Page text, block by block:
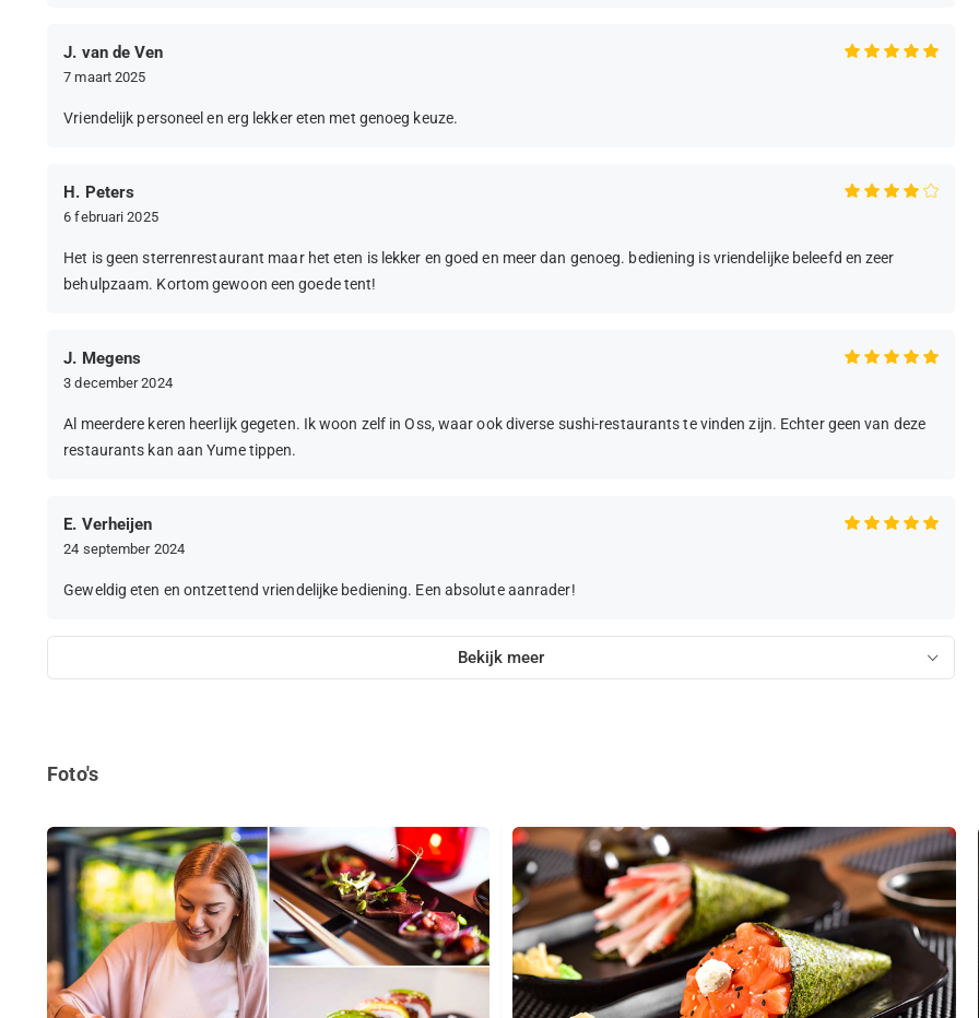
J. van de Ven
7 maart 2025
Vriendelijk personeel en erg lekker eten met genoeg keuze.
H. Peters
6 februari 2025
Het is geen sterrenrestaurant maar het eten is lekker en goed en meer dan genoeg. bediening is vriendelijke beleefd en zeer
behulpzaam. Kortom gewoon een goede tent!
J. Megens
3 december 2024
Al meerdere keren heerlijk gegeten. Ik woon zelf in Oss, waar ook diverse sushi-restaurants te vinden zijn. Echter geen van deze
restaurants kan aan Yume tippen.
E. Verheijen
24 september 2024
Geweldig eten en ontzettend vriendelijke bediening. Een absolute aanrader!
Bekijk meer
Foto's